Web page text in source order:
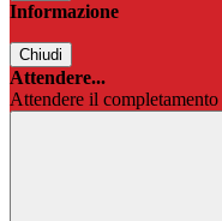
Informazione
Chiudi
Attendere...
Attendere il